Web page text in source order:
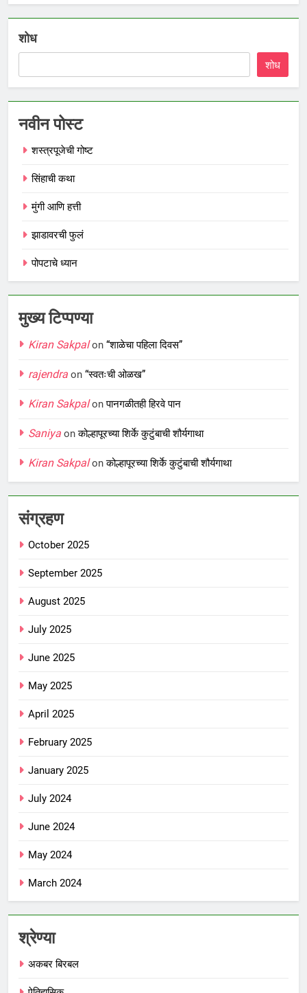
शोध
शोध
नवीन पोस्ट
शस्त्रपूजेची गोष्ट
सिंहाची कथा
मुंगी आणि हत्ती
झाडावरची फुलं
पोपटाचे ध्यान
मुख्य टिप्पण्या
Kiran Sakpalon “शाळेचा पहिला दिवस”
rajendra on “स्वतःची ओळख”
Kiran Sakpalonपानगळीतही हिरवे पान
Saniya onकोल्हापूरच्या शिर्के कुटुंबाची शौर्यगाथा
Kiran Sakpalonकोल्हापूरच्या शिर्के कुटुंबाची शौर्यगाथा
संग्रहण
October 2025
September 2025
August 2025
July 2025
June 2025
May 2025
April 2025
February 2025
January 2025
July 2024
June 2024
May 2024
March 2024
श्रेण्या
अकबर बिरबल